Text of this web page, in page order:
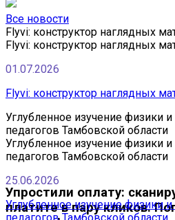
Упростили оплату:
платите в пару кликов.
Все новости
Flyvi: конструктор наглядных
Flyvi: конструктор наглядных
01.07.2026
Flyvi: конструктор наглядных
Углубленное изучение физики
педагогов Тамбовской области
Углубленное изучение физики
педагогов Тамбовской области
25.06.2026
Углубленное изучение физики